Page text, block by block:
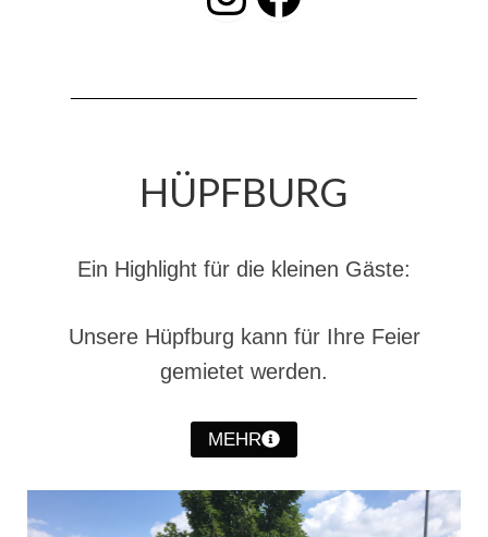
Stützpunkt
Einsatzfahrzeuge
Einsatzleitwagen ELW 1
20
HÜPFBURG
Ein Highlight für die kleinen Gäste:
Unsere Hüpfburg kann für Ihre Feier
gemietet werden.
MEHR